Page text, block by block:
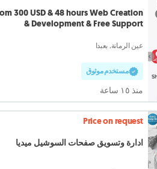
300 USD & 48 hours Web Creation
& Development & Free Support
عين الرمانة, بعبدا
مستخدم موثوق
منذ ١٥ ساعة
Price on request
ادارة وتسويق صفحات السوشيل ميديا